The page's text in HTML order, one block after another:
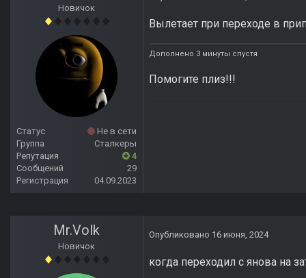
Новичок
Статус
Не в сети
Группа
Сталкеры
Репутация
4
Сообщений
29
Регистрация
04.09.2023
Вылетает при переходе в
Дополнено 3 минуты спустя
Помогите плиз!!!
Mr.Volk
Новичок
Опубликовано 16 июня, 2024
когда переходил с янова на